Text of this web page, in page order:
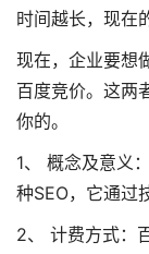
时间越长，现在
现在，企业要想
百度竞价。这两
你的。
1、 概念及意义
种SEO，它通过
2、 计费方式：